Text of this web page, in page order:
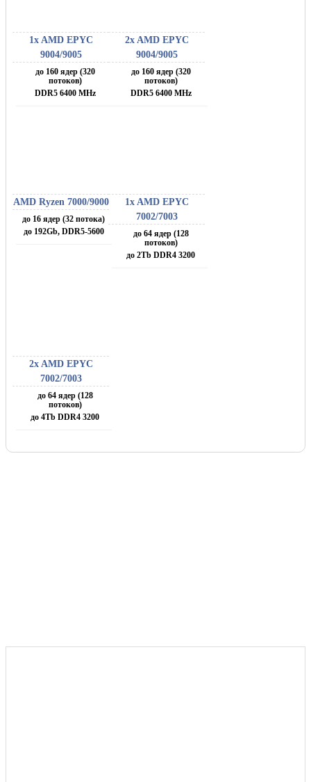
1x AMD EPYC
9004/9005
до 160 ядер (320
потоков)
DDR5 6400 MHz
2x AMD EPYC
9004/9005
до 160 ядер (320
потоков)
DDR5 6400 MHz
AMD Ryzen 7000/9000
до 16 ядер (32 потока)
до 192Gb, DDR5-5600
1x AMD EPYC
7002/7003
до 64 ядер (128
потоков)
до 2Tb DDR4 3200
2x AMD EPYC
7002/7003
до 64 ядер (128
потоков)
до 4Tb DDR4 3200